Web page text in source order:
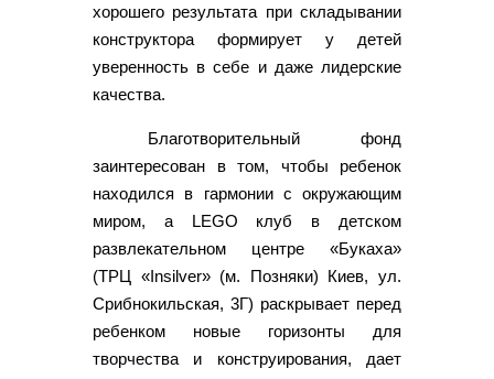
хорошего результата при складывании
конструктора формирует у детей
уверенность в себе и даже лидерские
качества.
Благотворительный фонд
заинтересован в том, чтобы ребенок
находился в гармонии с окружающим
миром, а LEGO клуб в детском
развлекательном центре «Букаха»
(ТРЦ «Insilver» (м. Позняки) Киев, ул.
Срибнокильская, 3Г) раскрывает перед
ребенком новые горизонты для
творчества и конструирования, дает